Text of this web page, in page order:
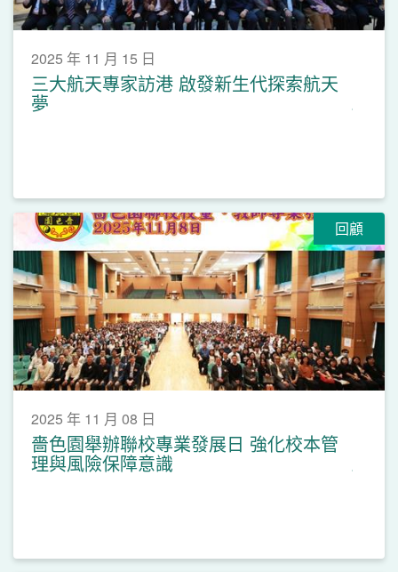
2025 年 11 月 15 日
三大航天專家訪港 啟發新生代探索航天
夢
回顧
2025 年 11 月 08 日
嗇色園舉辦聯校專業發展日 強化校本管
理與風險保障意識